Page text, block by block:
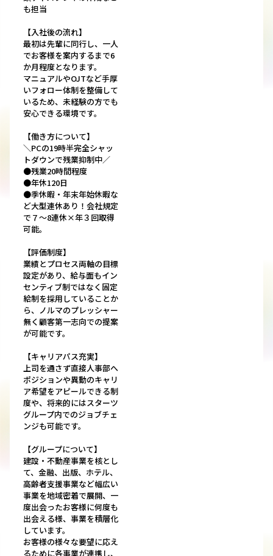
も担当
【入社後の流れ】
最初は先輩に同行し、一人
でお客様を案内するまで6
か月程度となります。
マニュアルやOJTなど手厚
いフォロー体制を整備して
いるため、未経験の方でも
安心できる環境です。
【働き方について】
＼PCの19時半完全シャッ
トダウンで残業抑制中／
●残業20時間程度
●年休120日
●季休暇・年末年始休暇な
ど大型連休あり！会社規定
で７～8連休×年３回取得
可能。
【評価制度】
業績とプロセス両軸の目標
設定があり、給与面もイン
センティブ制ではなく固定
給制を採用していることか
ら、ノルマのプレッシャー
無く顧客第一志向での提案
が可能です。
【キャリアパス充実】
上司を通さず直接人事部へ
ポジションや異動のキャリ
ア希望をアピールできる制
度や、将来的にはスターツ
グループ内でのジョブチェ
ンジも可能です。
【グループについて】
建設・不動産事業を核とし
て、金融、出版、ホテル、
高齢者支援事業など幅広い
事業を地域密着で展開、一
度出会ったお客様に何度も
出会える様、事業を積層化
しています。
お客様の様々な要望に応え
るために各事業が連携し、